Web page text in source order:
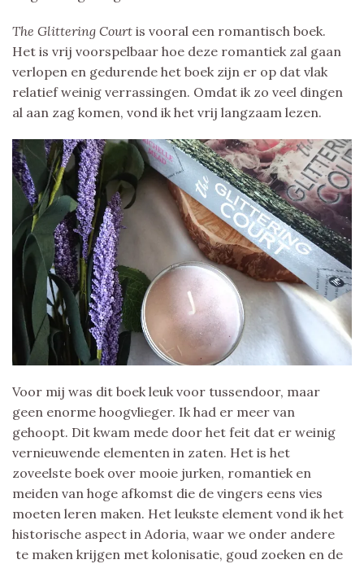
The Glittering Court is vooral een romantisch boek.
Het is vrij voorspelbaar hoe deze romantiek zal gaan
verlopen en gedurende het boek zijn er op dat vlak
relatief weinig verrassingen. Omdat ik zo veel dingen
al aan zag komen, vond ik het vrij langzaam lezen.
Voor mij was dit boek leuk voor tussendoor, maar
geen enorme hoogvlieger. Ik had er meer van
gehoopt. Dit kwam mede door het feit dat er weinig
vernieuwende elementen in zaten. Het is het
zoveelste boek over mooie jurken, romantiek en
meiden van hoge afkomst die de vingers eens vies
moeten leren maken. Het leukste element vond ik het
historische aspect in Adoria, waar we onder andere
te maken krijgen met kolonisatie, goud zoeken en de